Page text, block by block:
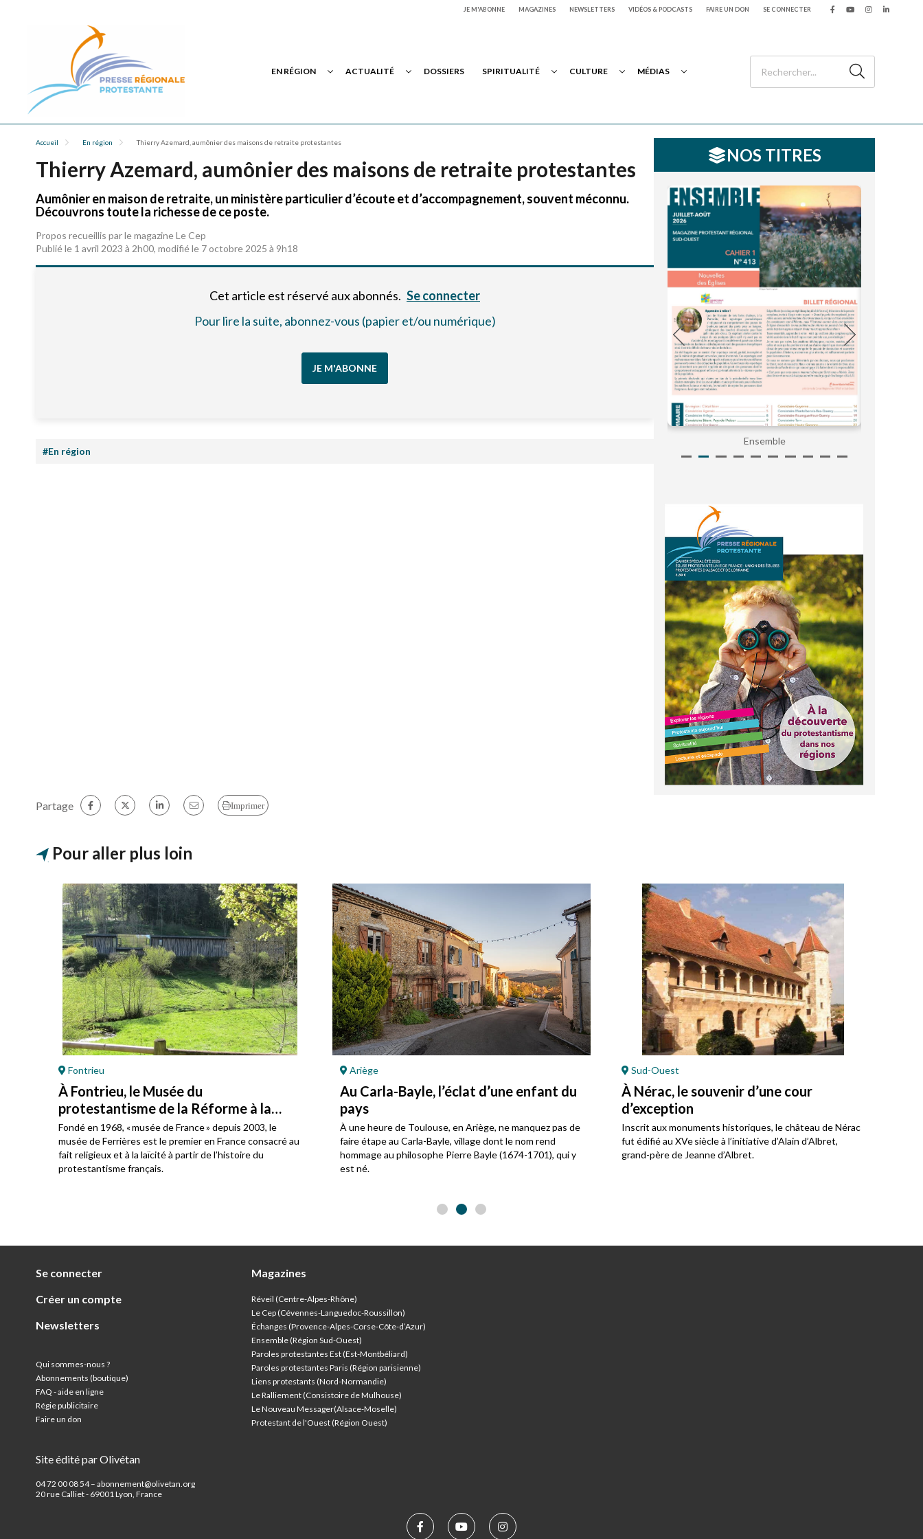
JE M'ABONNE MAGAZINES NEWSLETTERS VIDÉOS & PODCASTS FAIRE UN DON SE CONNECTER
EN RÉGION ACTUALITÉ DOSSIERS SPIRITUALITÉ CULTURE MÉDIAS
Accueil En région Thierry Azemard, aumônier des maisons de retraite protestantes
Thierry Azemard, aumônier des maisons de retraite protestantes
Aumônier en maison de retraite, un ministère particulier d’écoute et d’accompagnement, souvent méconnu.
Découvrons toute la richesse de ce poste.
Propos recueillis par le magazine Le Cep
Publié le 1 avril 2023 à 2h00, modifié le 7 octobre 2025 à 9h18
Cet article est réservé aux abonnés. Se connecter
Pour lire la suite, abonnez-vous (papier et/ou numérique)
JE M'ABONNE
#En région
NOS TITRES
Ensemble
Partage Imprimer
Pour aller plus loin
Fontrieu
À Fontrieu, le Musée du
protestantisme de la Réforme à la
laïcité
Fondé en 1968, « musée de France » depuis 2003, le
musée de Ferrières est le premier en France consacré au
fait religieux et à la laïcité à partir de l’histoire du
protestantisme français.
Ariège
Au Carla-Bayle, l’éclat d’une enfant du
pays
À une heure de Toulouse, en Ariège, ne manquez pas de
faire étape au Carla-Bayle, village dont le nom rend
hommage au philosophe Pierre Bayle (1674-1701), qui y
est né.
Sud-Ouest
À Nérac, le souvenir d’une cour
d’exception
Inscrit aux monuments historiques, le château de Nérac
fut édifié au XVe siècle à l’initiative d’Alain d’Albret,
grand-père de Jeanne d’Albret.
Se connecter
Créer un compte
Newsletters
Qui sommes-nous ?
Abonnements (boutique)
FAQ - aide en ligne
Régie publicitaire
Faire un don
Site édité par Olivétan
04 72 00 08 54 – abonnement@olivetan.org
20 rue Calliet - 69001 Lyon, France
Magazines
Réveil (Centre-Alpes-Rhône)
Le Cep (Cévennes-Languedoc-Roussillon)
Échanges (Provence-Alpes-Corse-Côte-d’Azur)
Ensemble (Région Sud-Ouest)
Paroles protestantes Est (Est-Montbéliard)
Paroles protestantes Paris (Région parisienne)
Liens protestants (Nord-Normandie)
Le Ralliement (Consistoire de Mulhouse)
Le Nouveau Messager(Alsace-Moselle)
Protestant de l'Ouest (Région Ouest)